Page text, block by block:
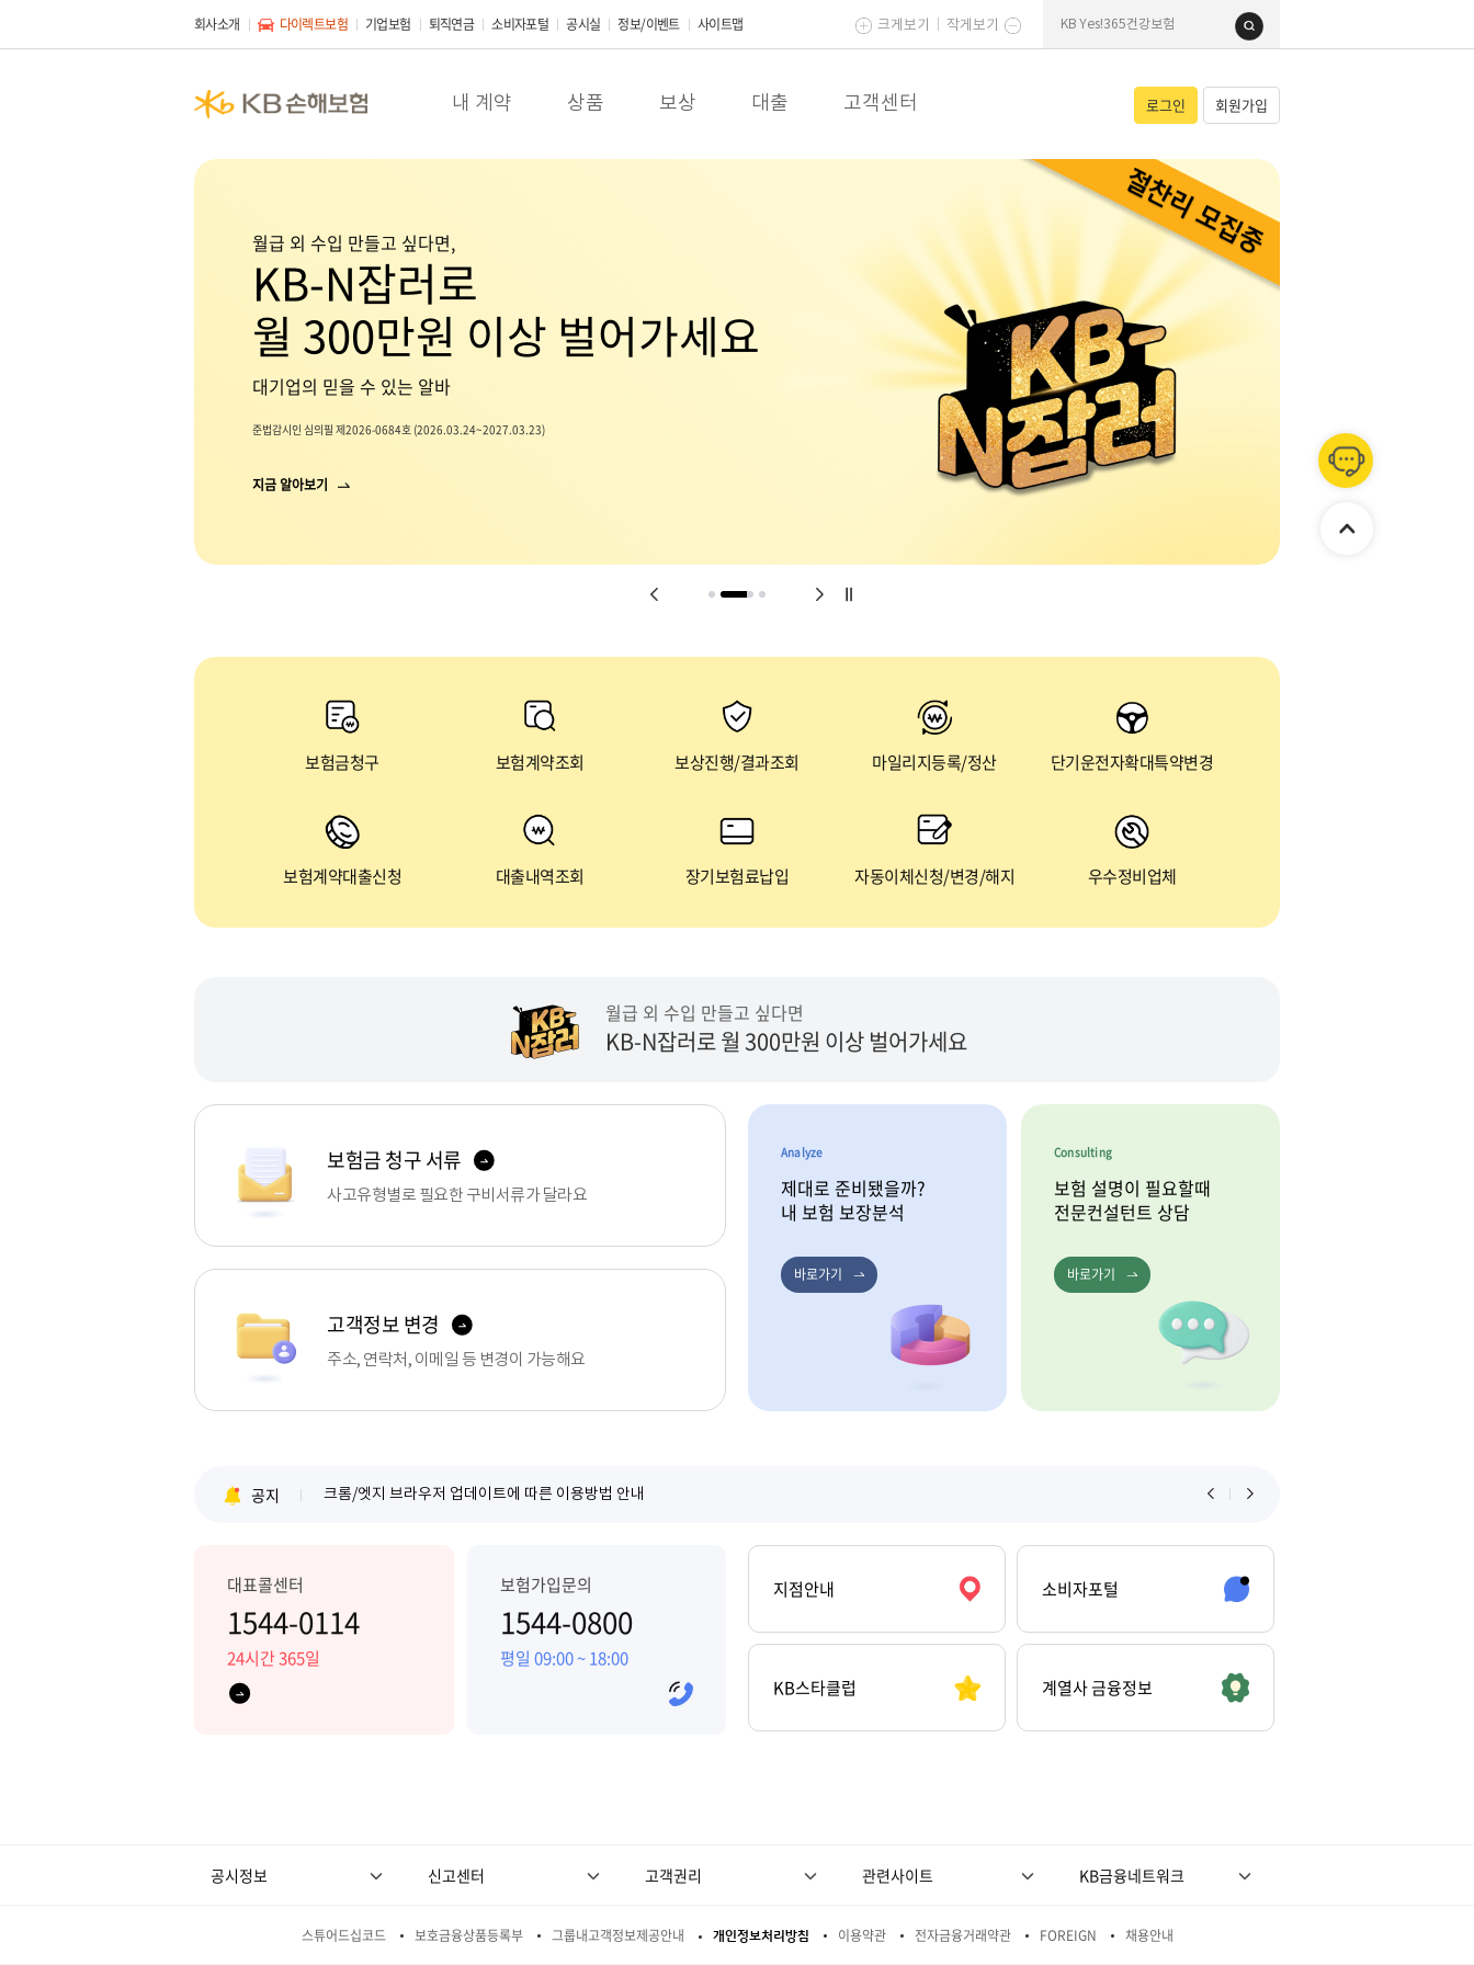
회사소개 다이렉트보험 기업보험 퇴직연금 소비자포털 공시실 정보/이벤트 사이트맵 크게보기 작게보기
내 계약 상품 보상 대출 고객센터 로그인 회원가입
안녕하세요! KB손해보험 챗봇입니다.
월급 외 수입 만들고 싶다면,
KB-N잡러로
월 300만원 이상 벌어가세요
대기업의 믿을 수 있는 알바
준법감시인 심의필 제2026-0684호 (2026.03.24~2027.03.23)
지금 알아보기
상품 자세히보기
보험금청구 보험계약조회 보상진행/결과조회 마일리지등록/정산 단기운전자확대특약변경
보험계약대출신청 대출내역조회 장기보험료납입 자동이체신청/변경/해지 우수정비업체
월급 외 수입 만들고 싶다면
KB-N잡러로 월 300만원 이상 벌어가세요
보험금 청구 서류
사고유형별로 필요한 구비서류가 달라요
고객정보 변경
주소, 연락처, 이메일 등 변경이 가능해요
Analyze
제대로 준비됐을까?
내 보험 보장분석
바로가기
Consulting
보험 설명이 필요할때
전문컨설턴트 상담
바로가기
공지
금융사기예방을 위한 여신거래 안심차단 안내
대표콜센터
1544-0114
24시간 365일
보험가입문의
1544-0800
평일 09:00 ~ 18:00
지점안내 소비자포털
KB스타클럽 계열사 금융정보
공시정보 신고센터 고객권리 관련사이트 KB금융네트워크
스튜어드십코드 보호금융상품등록부 그룹내고객정보제공안내 개인정보처리방침 이용약관 전자금융거래약관 FOREIGN 채용안내